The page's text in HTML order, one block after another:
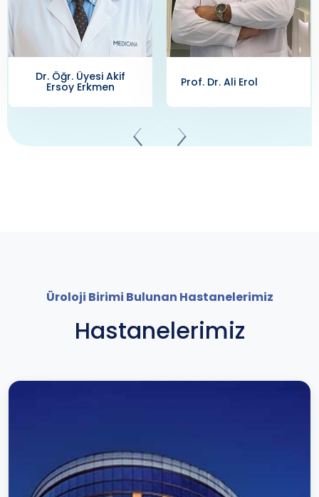
Prof. Dr. Ali Erol Doç. Dr. Alkan Çubuk
Üroloji Birimi Bulunan Hastanelerimiz
Hastanelerimiz